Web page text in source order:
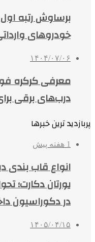
برساوش رتبه
خودروهای
۱۴۰۴/۰۷/۰۶
درب‌های برقی
پربازدید ترین خبرها
1 هفته پیش
انواع قاب بندی
یورتان دکارت؛
در دکوراسیون
۱۴۰۵/۰۴/۱۵